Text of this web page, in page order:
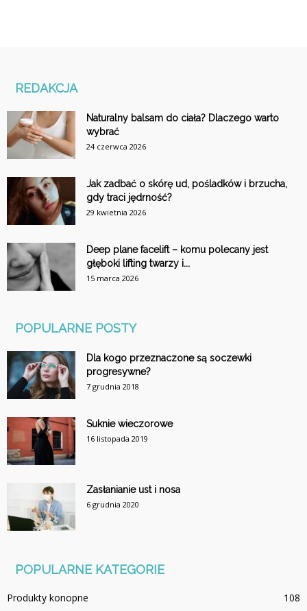
REDAKCJA
Naturalny balsam do ciała? Dlaczego warto
wybrać
24 czerwca 2026
Jak zadbać o skórę ud, pośladków i brzucha,
gdy traci jędrność?
29 kwietnia 2026
Deep plane facelift – komu polecany jest
głęboki lifting twarzy i...
15 marca 2026
POPULARNE POSTY
Dla kogo przeznaczone są soczewki
progresywne?
7 grudnia 2018
Suknie wieczorowe
16 listopada 2019
Zasłanianie ust i nosa
6 grudnia 2020
POPULARNE KATEGORIE
Produkty konopne
108